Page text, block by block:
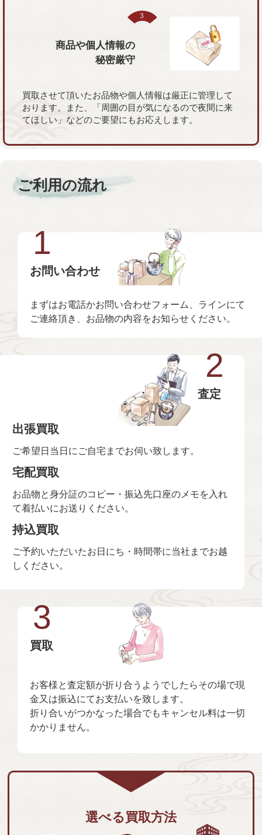
商品や個人情報の
秘密厳守
買取させて頂いたお品物や個人情報は厳正に管理して
おります。また、「周囲の目が気になるので夜間に来
てほしい」などのご要望にもお応えします。
ご利用の流れ
1
お問い合わせ
まずはお電話かお問い合わせフォーム、ラインにて
ご連絡頂き、お品物の内容をお知らせください。
2
査定
出張買取
ご希望日当日にご自宅までお伺い致します。
宅配買取
お品物と身分証のコピー・振込先口座のメモを入れ
て着払いにお送りください。
持込買取
ご予約いただいたお日にち・時間帯に当社までお越
しください。
3
買取
お客様と査定額が折り合うようでしたらその場で現
金又は振込にてお支払いを致します。
折り合いがつかなった場合でもキャンセル料は一切
かかりません。
選べる買取方法